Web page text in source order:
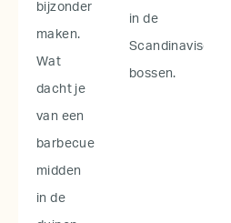
bijzonder
maken.
Wat
dacht je
van een
barbecue
midden
in de
in de
Scandinavische
bossen.